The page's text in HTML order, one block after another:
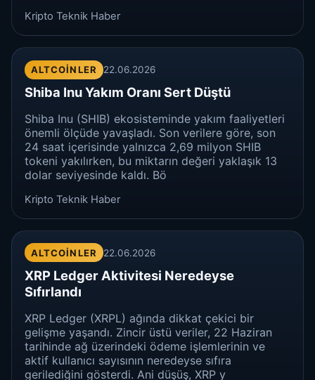
Kripto Teknik Haber
ALTCOINLER 22.06.2026
Shiba Inu Yakım Oranı Sert Düştü
Shiba Inu (SHIB) ekosisteminde yakım faaliyetleri
önemli ölçüde yavaşladı. Son verilere göre, son
24 saat içerisinde yalnızca 2,69 milyon SHIB
tokeni yakılırken, bu miktarın değeri yaklaşık 13
dolar seviyesinde kaldı. Bö
Kripto Teknik Haber
ALTCOINLER 22.06.2026
XRP Ledger Aktivitesi Neredeyse
Sıfırlandı
XRP Ledger (XRPL) ağında dikkat çekici bir
gelişme yaşandı. Zincir üstü veriler, 22 Haziran
tarihinde ağ üzerindeki ödeme işlemlerinin ve
aktif kullanıcı sayısının neredeyse sıfıra
gerilediğini gösterdi. Ani düşüş, XRP y